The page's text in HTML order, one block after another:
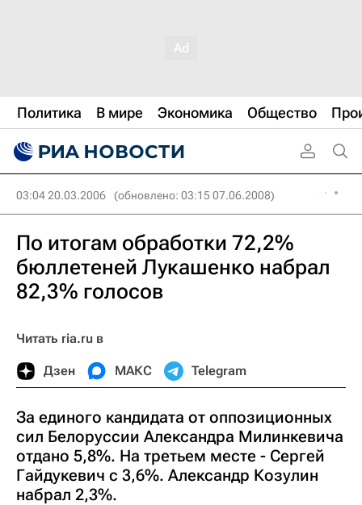
Политика В мире Экономика Общество
03:04 20.03.2006 (обновлено: 03:15 07.06.2008)
По итогам обработки 72,2%
бюллетеней Лукашенко набрал
82,3% голосов
Читать ria.ru в
Дзен МАКС Telegram
За единого кандидата от оппозиционных
сил Белоруссии Александра Милинкевича
отдано 5,8%. На третьем месте - Сергей
Гайдукевич с 3,6%. Александр Козулин
набрал 2,3%.